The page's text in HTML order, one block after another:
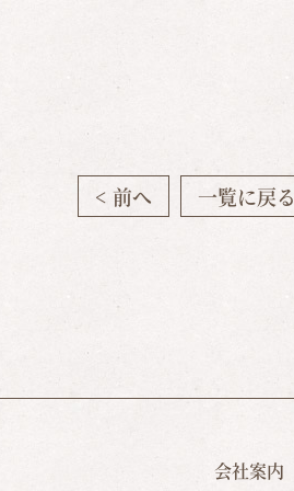
< 前へ 一覧に戻る
会社案内